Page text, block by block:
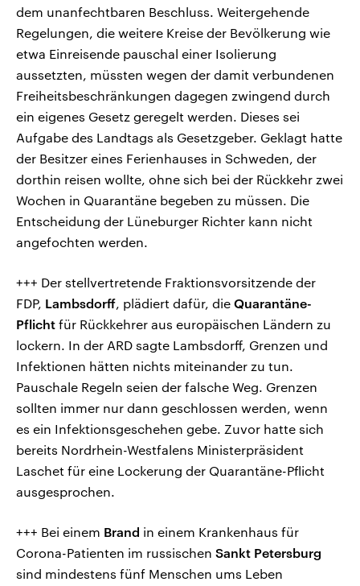
dem unanfechtbaren Beschluss. Weitergehende
Regelungen, die weitere Kreise der Bevölkerung wie
etwa Einreisende pauschal einer Isolierung
aussetzten, müssten wegen der damit verbundenen
Freiheitsbeschränkungen dagegen zwingend durch
ein eigenes Gesetz geregelt werden. Dieses sei
Aufgabe des Landtags als Gesetzgeber. Geklagt hatte
der Besitzer eines Ferienhauses in Schweden, der
dorthin reisen wollte, ohne sich bei der Rückkehr zwei
Wochen in Quarantäne begeben zu müssen. Die
Entscheidung der Lüneburger Richter kann nicht
angefochten werden.
+++ Der stellvertretende Fraktionsvorsitzende der
FDP, Lambsdorff, plädiert dafür, die Quarantäne-
Pflicht für Rückkehrer aus europäischen Ländern zu
lockern. In der ARD sagte Lambsdorff, Grenzen und
Infektionen hätten nichts miteinander zu tun.
Pauschale Regeln seien der falsche Weg. Grenzen
sollten immer nur dann geschlossen werden, wenn
es ein Infektionsgeschehen gebe. Zuvor hatte sich
bereits Nordrhein-Westfalens Ministerpräsident
Laschet für eine Lockerung der Quarantäne-Pflicht
ausgesprochen.
+++ Bei einem Brand in einem Krankenhaus für
Corona-Patienten im russischen Sankt Petersburg
sind mindestens fünf Menschen ums Leben